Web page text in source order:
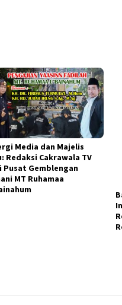
Media dan Majelis
Redaksi Cakrawala TV
Pusat Gemblengan
MT Ruhamaa